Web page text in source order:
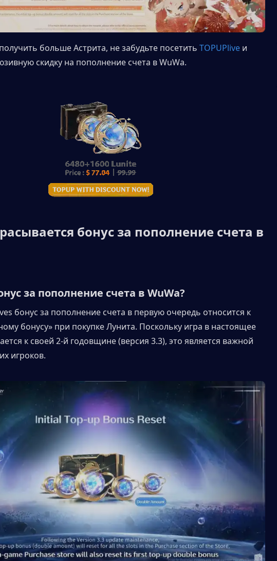
больше Астрита, не забудьте посетить TOPUPlive и
скидку на пополнение счета в WuWa.
бонус за пополнение счета в
за пополнение счета в WuWa?
бонус за пополнение счета в первую очередь относится к
бонусу» при покупке Лунита. Поскольку игра в настоящее
к своей 2-й годовщине (версия 3.3), это является важной
игроков.